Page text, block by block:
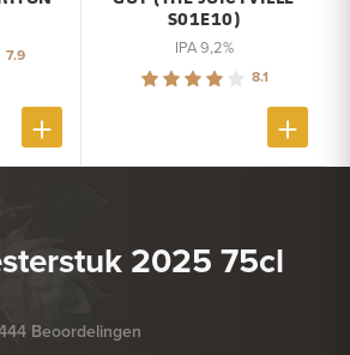
7.9
S01E10)
IPA 9,2%
8.1
2025 75cl
Beoordelingen